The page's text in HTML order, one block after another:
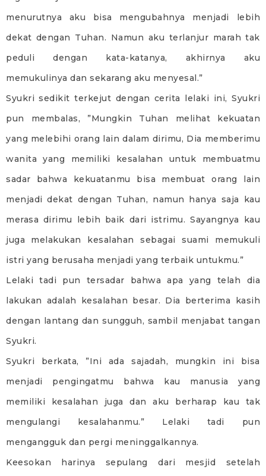
menurutnya aku bisa mengubahnya menjadi lebih
dekat dengan Tuhan. Namun aku terlanjur marah tak
peduli dengan kata-katanya, akhirnya aku
memukulinya dan sekarang aku menyesal.”
Syukri sedikit terkejut dengan cerita lelaki ini, Syukri
pun membalas, ”Mungkin Tuhan melihat kekuatan
yang melebihi orang lain dalam dirimu, Dia memberimu
wanita yang memiliki kesalahan untuk membuatmu
sadar bahwa kekuatanmu bisa membuat orang lain
menjadi dekat dengan Tuhan, namun hanya saja kau
merasa dirimu lebih baik dari istrimu. Sayangnya kau
juga melakukan kesalahan sebagai suami memukuli
istri yang berusaha menjadi yang terbaik untukmu.”
Lelaki tadi pun tersadar bahwa apa yang telah dia
lakukan adalah kesalahan besar. Dia berterima kasih
dengan lantang dan sungguh, sambil menjabat tangan
Syukri.
Syukri berkata, ”Ini ada sajadah, mungkin ini bisa
menjadi pengingatmu bahwa kau manusia yang
memiliki kesalahan juga dan aku berharap kau tak
mengulangi kesalahanmu.” Lelaki tadi pun
mengangguk dan pergi meninggalkannya.
Keesokan harinya sepulang dari mesjid setelah